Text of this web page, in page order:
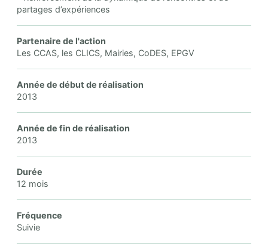
partages d’expériences
Partenaire de l'action
Les CCAS, les CLICS, Mairies, CoDES, EPGV
Année de début de réalisation
2013
Année de fin de réalisation
2013
Durée
12 mois
Fréquence
Suivie